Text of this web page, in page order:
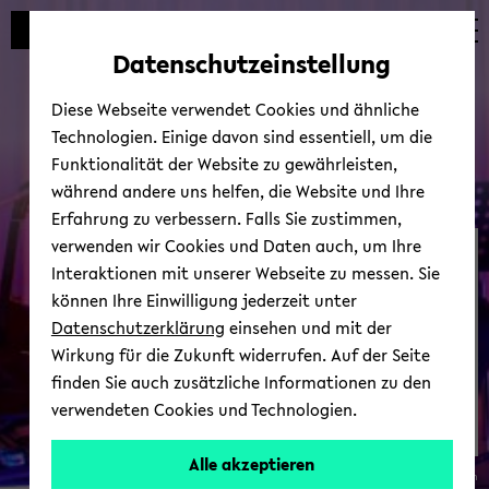
Automatische
vermeiden
skip
main
skip
main
skip
footer
Zen­trum für Äs­the­tik
Kul­
© Ja­nice Jen­sen
Datenschutzeinstellung
Diese Webseite verwendet Cookies und ähnliche
Technologien. Einige davon sind essentiell, um die
Funktionalität der Website zu gewährleisten,
während andere uns helfen, die Website und Ihre
Erfahrung zu verbessern. Falls Sie zustimmen,
verwenden wir Cookies und Daten auch, um Ihre
Interaktionen mit unserer Webseite zu messen. Sie
können Ihre Einwilligung jederzeit unter
Datenschutzerklärung einsehen und mit der
Wirkung für die Zukunft widerrufen. Auf der Seite
finden Sie auch zusätzliche Informationen zu den
verwendeten Cookies und Technologien.
Alle akzeptieren